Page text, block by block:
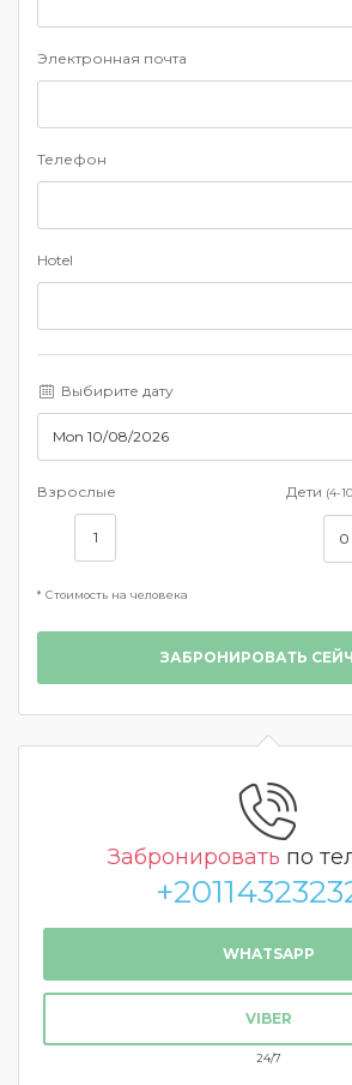
Электронная почта
Телефон
Hotel
Выбирите дату
Взрослые Дети (4-
* Стоимость на человека
ЗАБРОНИРОВАТЬ
Забронировать по
WHATSAPP
VIBER
24/7